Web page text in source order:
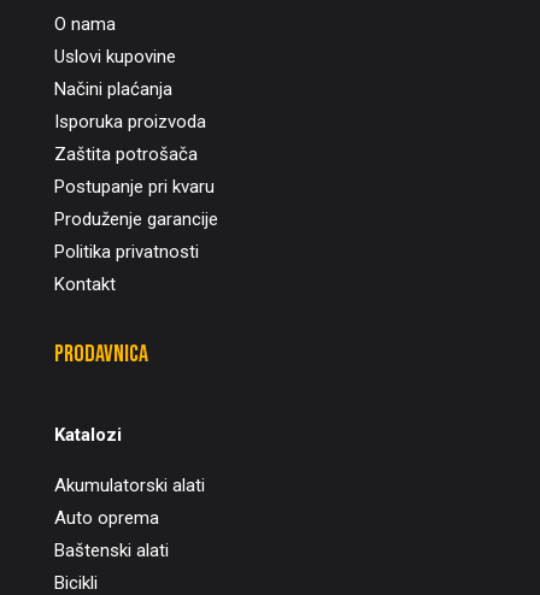
O nama
Uslovi kupovine
Načini plaćanja
Isporuka proizvoda
Zaštita potrošača
Postupanje pri kvaru
Produženje garancije
Politika privatnosti
Kontakt
Prodavnica
Katalozi
Akumulatorski alati
Auto oprema
Baštenski alati
Bicikli